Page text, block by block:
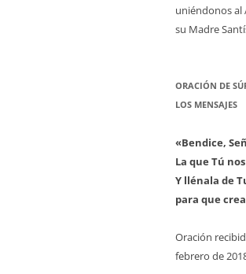
uniéndonos al
su Madre
ORACIÓN DE
LOS MENSAJES
«Bendice,
La que Tú
Y llénala de
para que
Oración
febrero de